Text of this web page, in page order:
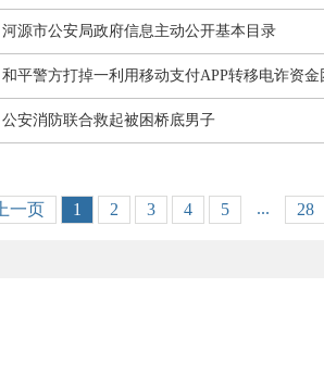
河源市公安局政府信息主动公开基本目录
和平警方打掉一利用移动支付APP转移电诈资金
公安消防联合救起被困桥底男子
上一页 1 2 3 4 5 ... 28